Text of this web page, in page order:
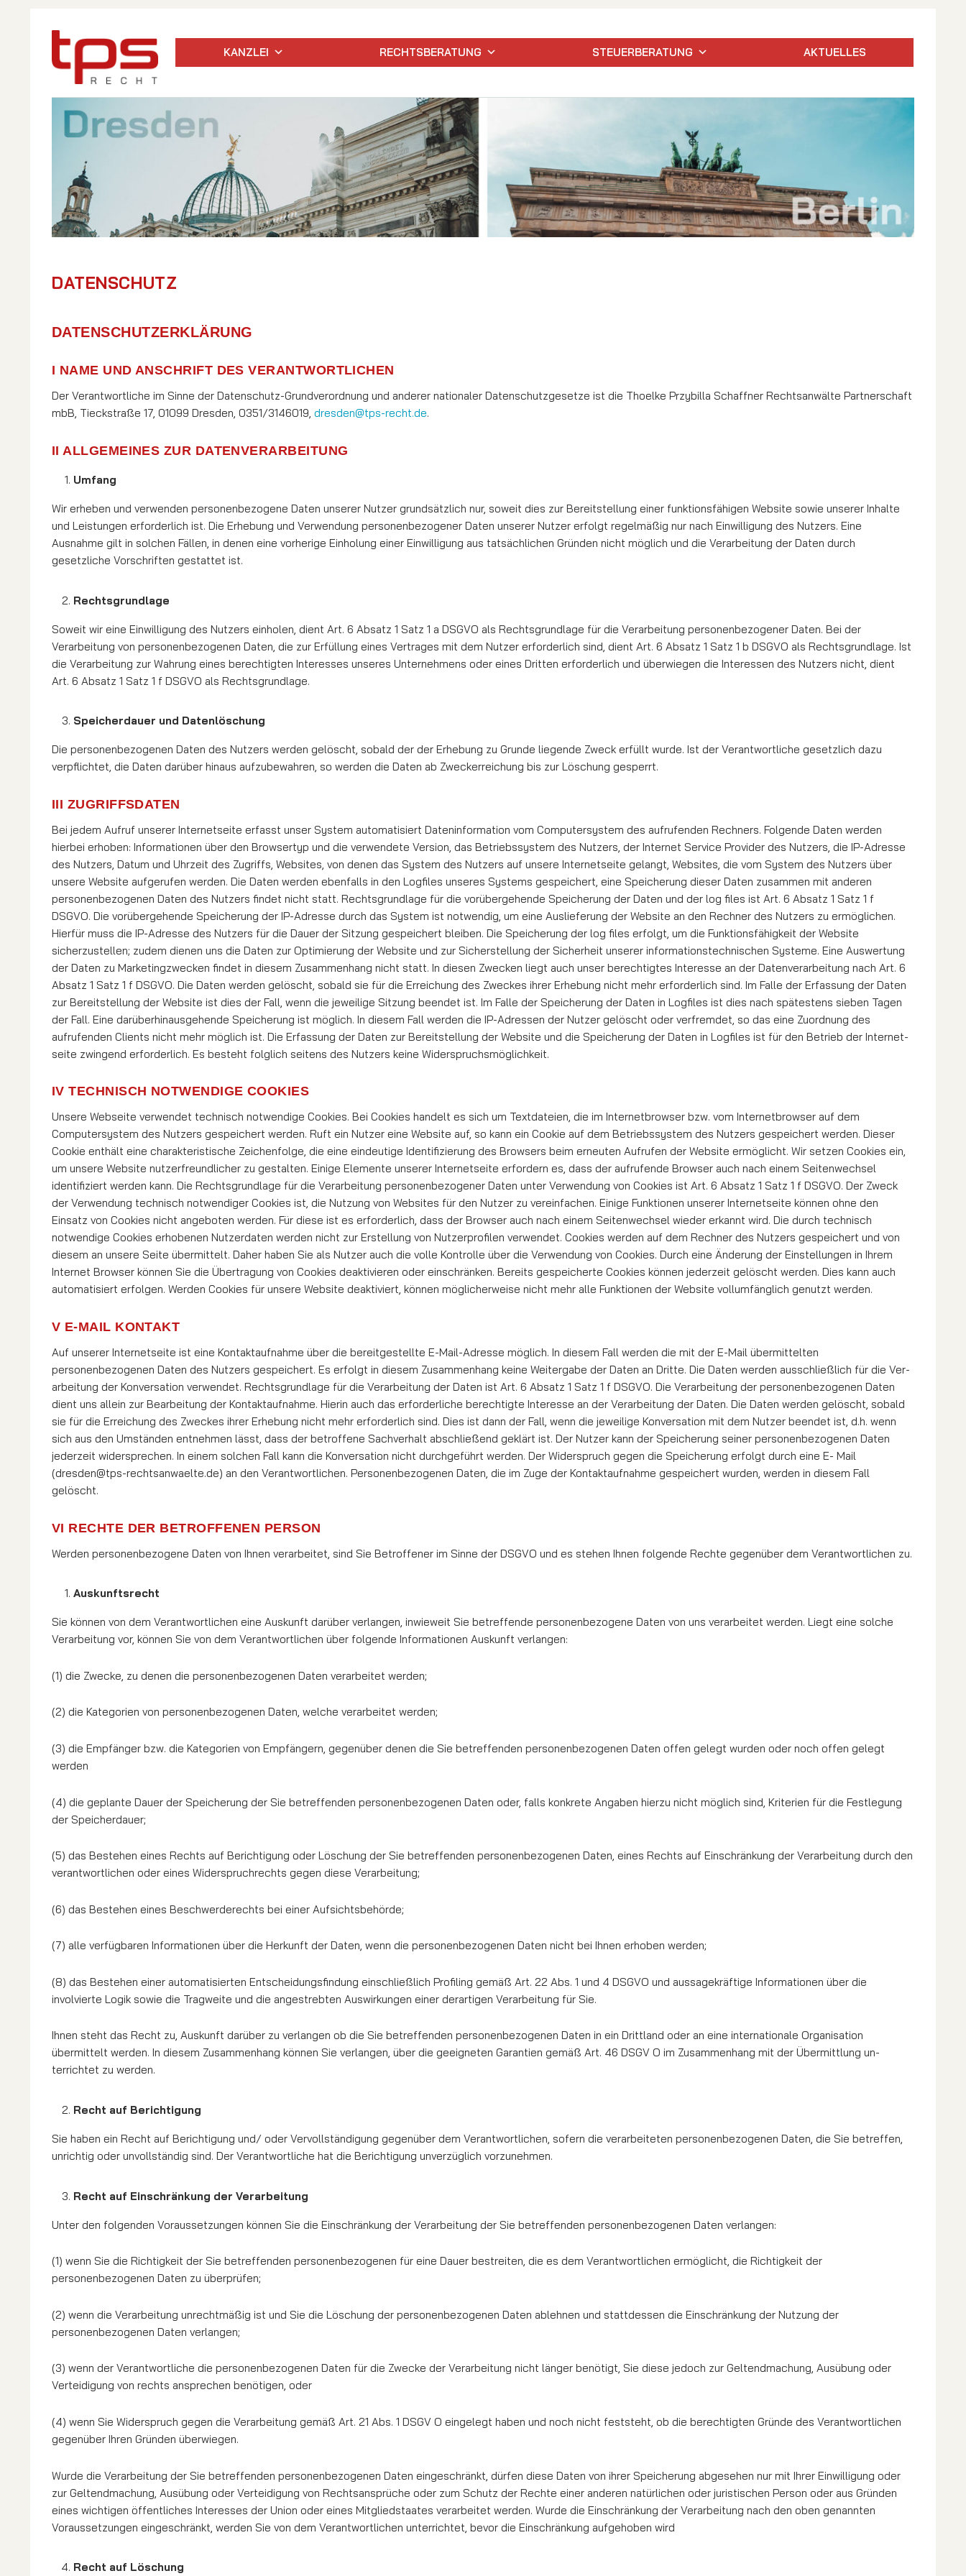
KANZLEI RECHTSBERATUNG STEUERBERATUNG AKTUELLES
DATENSCHUTZ
DATENSCHUTZERKLÄRUNG
I NAME UND ANSCHRIFT DES VERANTWORTLICHEN
Der Verantwortliche im Sinne der Datenschutz-Grundverordnung und anderer nationaler Da­ten­schutz­­gesetze ist die Thoelke Przybilla Schaffner Rechtsanwälte Partnerschaft
mbB, Tieckstraße 17, 01099 Dresden, 0351/3146019, dresden@tps-recht.de.
II ALLGEMEINES ZUR DATENVERARBEITUNG
Umfang
Wir erheben und verwenden personenbezogene Daten unserer Nutzer grundsätzlich nur, soweit dies zur Be­reit­­­­stellung einer funktionsfähigen Website sowie unserer Inhalte
und Leistungen erforderlich ist. Die Erhebung und Verwendung personenbezogener Daten unserer Nutzer erfolgt regelmäßig nur nach Einwilligung des Nut­zers. Eine
Ausnahme gilt in solchen Fällen, in denen eine vorherige Einholung einer Einwilligung aus tat­säch­li­chen Gründen nicht möglich und die Verarbeitung der Daten durch
gesetzliche Vorschriften gestattet ist.
Rechtsgrundlage
Soweit wir eine Einwilligung des Nutzers einholen, dient Art. 6 Absatz 1 Satz 1 a DSGVO als Rechts­­grund­­­­lage für die Verarbeitung personenbezogener Daten. Bei der
Verarbeitung von per­so­nen­be­zo­ge­nen Da­ten, die zur Er­fül­lung eines Vertrages mit dem Nutzer erforderlich sind, dient Art. 6 Absatz 1 Satz 1 b DSGVO als Rechts­grund­la­ge. Ist
die Verarbeitung zur Wahrung eines berechtigten Interesses unseres Un­ter­­neh­mens oder eines Dritten er­forderlich und überwiegen die Interessen des Nutzers nicht, dient
Art. 6 Absatz 1 Satz 1 f DSGVO als Rechts­grund­lage.
Speicherdauer und Datenlöschung
Die personenbezogenen Daten des Nutzers werden gelöscht, sobald der der Erhebung zu Grunde lie­­­gende Zweck erfüllt wurde. Ist der Verantwortliche gesetzlich dazu
verpflichtet, die Daten darüber hinaus auf­­­zu­be­wah­ren, so werden die Daten ab Zweckerreichung bis zur Löschung gesperrt.
III ZUGRIFFSDATEN
Bei jedem Aufruf unserer Internetseite erfasst unser System automatisiert Dateninformation vom Computer­sys­­­tem des aufrufenden Rechners. Folgende Daten werden
hierbei erhoben: Informationen über den Brow­ser­typ und die verwendete Version, das Betriebssystem des Nutzers, der Internet Service Provider des Nutzers, die IP-Adresse
des Nutzers, Datum und Uhrzeit des Zugriffs, Websites, von denen das System des Nutzers auf unse­re Internetseite gelangt, Websites, die vom System des Nutzers über
unsere Website aufgerufen werden. Die Daten werden ebenfalls in den Logfiles unseres Systems gespeichert, eine Speicherung dieser Daten zusammen mit anderen
personenbezogenen Daten des Nutzers findet nicht statt. Rechtsgrundlage für die vorübergehende Speicherung der Daten und der log files ist Art. 6 Absatz 1 Satz 1 f
DSGVO. Die vorübergehende Speicherung der IP-Adresse durch das System ist notwendig, um eine Auslieferung der Website an den Rechner des Nutzers zu er­mög­lichen.
Hierfür muss die IP-Adresse des Nutzers für die Dauer der Sitzung gespeichert bleiben. Die Spei­che­rung der log files erfolgt, um die Funktionsfähigkeit der Website
sicherzustellen; zudem dienen uns die Da­ten zur Optimierung der Website und zur Sicherstellung der Sicherheit unserer informationstechnischen Sys­te­me. Eine Auswertung
der Daten zu Marketingzwecken findet in diesem Zusammenhang nicht statt. In diesen Zwec­ken liegt auch unser berechtigtes Interesse an der Datenverarbeitung nach Art. 6
Absatz 1 Satz 1 f DSGVO. Die Daten werden gelöscht, sobald sie für die Erreichung des Zweckes ihrer Erhebung nicht mehr erforderlich sind. Im Falle der Erfassung der Daten
zur Bereitstellung der Website ist dies der Fall, wenn die jeweilige Sit­zung beendet ist. Im Falle der Speicherung der Daten in Logfiles ist dies nach spätestens sieben Tagen
der Fall. Eine darüberhinausgehende Speicherung ist möglich. In diesem Fall werden die IP-Adressen der Nutzer ge­löscht oder verfremdet, so das eine Zuordnung des
aufrufenden Clients nicht mehr möglich ist. Die Erfassung der Daten zur Bereitstellung der Website und die Speicherung der Daten in Logfiles ist für den Betrieb der In­ter­net­
seite zwingend erforderlich. Es besteht folglich seitens des Nutzers keine Widerspruchsmöglichkeit.
IV TECHNISCH NOTWENDIGE COOKIES
Unsere Webseite verwendet technisch notwendige Cookies. Bei Cookies handelt es sich um Textdateien, die im Internetbrowser bzw. vom Internetbrowser auf dem
Computersystem des Nutzers gespeichert werden. Ruft ein Nutzer eine Website auf, so kann ein Cookie auf dem Betriebssystem des Nutzers gespeichert werden. Dieser
Cookie enthält eine charakteristische Zeichenfolge, die eine eindeutige Identifizierung des Browsers beim erneuten Aufrufen der Website ermöglicht. Wir setzen Cookies ein,
um unsere Website nutzerfreund­li­cher zu gestalten. Einige Elemente unserer Internetseite erfordern es, dass der aufrufende Browser auch nach ei­nem Seitenwechsel
identifiziert werden kann. Die Rechtsgrundlage für die Verarbeitung personenbezogener Daten unter Verwendung von Cookies ist Art. 6 Ab­satz 1 Satz 1 f DSGVO. Der Zweck
der Verwendung technisch notwendiger Cookies ist, die Nutzung von Web­si­tes für den Nutzer zu vereinfachen. Einige Funktionen unserer Internetseite können ohne den
Einsatz von Coo­kies nicht angeboten werden. Für diese ist es erforderlich, dass der Browser auch nach einem Sei­ten­wech­sel wieder erkannt wird. Die durch technisch
notwendige Cookies erhobenen Nutzerdaten werden nicht zur Erstellung von Nutzerpro­fi­len verwendet. Cookies werden auf dem Rechner des Nutzers gespeichert und von
diesem an unsere Seite ü­ber­­­mit­telt. Daher haben Sie als Nutzer auch die volle Kontrolle über die Verwendung von Cookies. Durch eine Än­­derung der Einstellungen in Ihrem
Internet Browser können Sie die Übertragung von Cookies deaktivieren o­der einschränken. Bereits gespeicherte Cookies können jederzeit gelöscht werden. Dies kann auch
automati­siert erfolgen. Werden Cookies für unsere Website deaktiviert, können möglicherweise nicht mehr alle Funktio­nen der Website vollumfänglich genutzt werden.
V E-MAIL KONTAKT
Auf unserer Internetseite ist eine Kontaktaufnahme über die bereitgestellte E-Mail-Adresse möglich. In diesem Fall werden die mit der E-Mail übermittelten
personenbezogenen Daten des Nutzers gespeichert. Es erfolgt in die­sem Zusammenhang keine Weitergabe der Daten an Dritte. Die Daten werden ausschließlich für die Ver­
ar­bei­tung der Konversation verwendet. Rechtsgrundlage für die Verarbeitung der Daten ist Art. 6 Absatz 1 Satz 1 f DSGVO. Die Verarbeitung der per­so­nenbezogenen Daten
dient uns allein zur Bearbeitung der Kontakt­aufnah­me. Hierin auch das erforderliche berechtigte Interesse an der Verarbeitung der Daten. Die Daten werden gelöscht, sobald
sie für die Erreichung des Zweckes ihrer Erhebung nicht mehr erforderlich sind. Dies ist dann der Fall, wenn die jeweilige Kon­ver­sa­tion mit dem Nutzer beendet ist, d.h. wenn
sich aus den Umständen ent­neh­men lässt, dass der betroffene Sachverhalt abschließend geklärt ist. Der Nutzer kann der Speicherung sei­ner personenbezogenen Daten
jederzeit widersprechen. In einem solchen Fall kann die Konversation nicht durch­­geführt werden. Der Widerspruch gegen die Speicherung erfolgt durch eine E- Mail
(dresden@tps-rechtsanwaelte.de) an den Verantwortlichen. Personenbezogenen Daten, die im Zuge der Kontaktaufnahme gespeichert wurden, wer­­den in diesem Fall
gelöscht.
VI RECHTE DER BETROFFENEN PERSON
Werden personenbezogene Daten von Ihnen verarbeitet, sind Sie Betroffener im Sinne der DSGVO und es ste­hen Ihnen folgende Rechte gegenüber dem Verantwortlichen zu.
Auskunftsrecht
Sie können von dem Verantwortlichen eine Auskunft darüber verlangen, inwieweit Sie betreffende perso­nen­be­zogene Daten von uns verarbeitet werden. Liegt eine solche
Verarbeitung vor, können Sie von dem Verantwortlichen über folgende Informationen Auskunft verlangen:
(1) die Zwecke, zu denen die personenbezogenen Daten verarbeitet werden;
(2) die Kategorien von personenbezogenen Daten, welche verarbeitet werden;
(3) die Empfänger bzw. die Kategorien von Empfängern, gegenüber denen die Sie betreffenden per­so­nen­be­zo­ge­nen Daten offen gelegt wurden oder noch offen gelegt
werden
(4) die geplante Dauer der Speicherung der Sie betreffenden personenbezogenen Daten oder, falls konkrete Angaben hierzu nicht möglich sind, Kriterien für die Festlegung
der Speicherdauer;
(5) das Bestehen eines Rechts auf Berichtigung oder Löschung der Sie betreffenden personenbezogenen Daten, eines Rechts auf Einschränkung der Verarbeitung durch den
verantwortlichen oder eines Widerspruchrechts gegen diese Verarbeitung;
(6) das Bestehen eines Beschwerderechts bei einer Aufsichtsbehörde;
(7) alle verfügbaren Informationen über die Herkunft der Daten, wenn die personenbezogenen Daten nicht bei Ihnen erhoben werden;
(8) das Bestehen einer automatisierten Entscheidungsfindung einschließlich Profiling gemäß Art. 22 Abs. 1 und 4 DSGVO und aussagekräftige Informationen über die
involvierte Logik sowie die Tragweite und die angestreb­ten Auswirkungen einer derartigen Verarbeitung für Sie.
Ihnen steht das Recht zu, Auskunft darüber zu verlangen ob die Sie betreffenden personenbezogenen Daten in ein Drittland oder an eine internationale Organisation
übermittelt werden. In diesem Zusammenhang können Sie verlangen, über die geeigneten Garantien gemäß Art. 46 DSGV O im Zusammenhang mit der Übermittlung un­
terrichtet zu werden.
Recht auf Berichtigung
Sie haben ein Recht auf Berichtigung und/ oder Vervollständigung gegenüber dem Verantwortlichen, sofern die ver­arbeiteten personenbezogenen Daten, die Sie betreffen,
unrichtig oder unvollständig sind. Der Ver­ant­wort­li­che hat die Berichtigung unverzüglich vorzunehmen.
Recht auf Einschränkung der Verarbeitung
Unter den folgenden Voraussetzungen können Sie die Einschränkung der Verarbeitung der Sie betreffenden per­sonenbezogenen Daten verlangen:
(1) wenn Sie die Richtigkeit der Sie betreffenden personenbezogenen für eine Dauer bestreiten, die es dem Ver­antwortlichen ermöglicht, die Richtigkeit der
personenbezogenen Daten zu überprüfen;
(2) wenn die Verarbeitung unrechtmäßig ist und Sie die Löschung der personenbezogenen Daten ablehnen und statt­dessen die Einschränkung der Nutzung der
personenbezogenen Daten verlangen;
(3) wenn der Verantwortliche die personenbezogenen Daten für die Zwecke der Verarbeitung nicht länger be­nö­tigt, Sie diese jedoch zur Geltendmachung, Ausübung oder
Verteidigung von rechts ansprechen benötigen, oder
(4) wenn Sie Widerspruch gegen die Verarbeitung gemäß Art. 21 Abs. 1 DSGV O eingelegt haben und noch nicht fest­steht, ob die berechtigten Gründe des Verantwortlichen
gegenüber Ihren Gründen überwiegen.
Wurde die Verarbeitung der Sie betreffenden personenbezogenen Daten eingeschränkt, dürfen diese Daten von ihrer Speicherung abgesehen nur mit Ihrer Einwilligung oder
zur Geltendmachung, Ausübung oder Ver­tei­di­gung von Rechtsansprüche oder zum Schutz der Rechte einer anderen natürlichen oder juristischen Person oder aus Gründen
eines wichtigen öffentliches Interesses der Union oder eines Mitgliedstaates verarbeitet wer­den. Wurde die Einschränkung der Verarbeitung nach den oben genannten
Voraussetzungen ein­geschränkt, werden Sie von dem Verantwortlichen unterrichtet, bevor die Einschränkung aufgehoben wird
Recht auf Löschung